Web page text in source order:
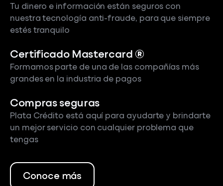
Tu dinero e información están seguros con
nuestra tecnología anti-fraude, para que siempre
estés tranquilo
Certificado Mastercard ®
Formamos parte de una de las compañías más
grandes en la industria de pagos
Compras seguras
Plata Crédito está aquí para ayudarte y brindarte
un mejor servicio con cualquier problema que
tengas
Conoce más